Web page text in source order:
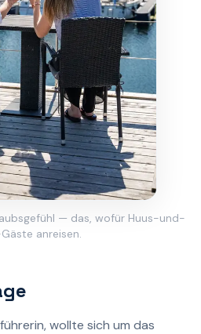
— das, wofür Huus-und-
anreisen.
wollte sich um das